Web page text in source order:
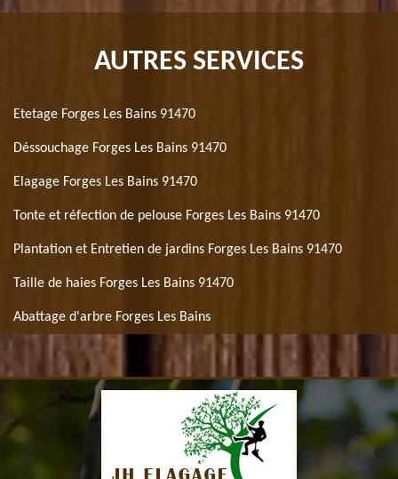
AUTRES SERVICES
Etetage Forges Les Bains 91470
Déssouchage Forges Les Bains 91470
Elagage Forges Les Bains 91470
Tonte et réfection de pelouse Forges Les Bains 91470
Plantation et Entretien de jardins Forges Les Bains 91470
Taille de haies Forges Les Bains 91470
Abattage d'arbre Forges Les Bains